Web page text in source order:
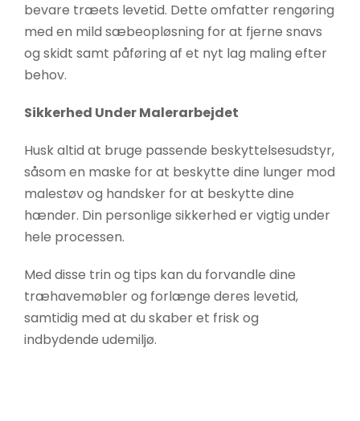
bevare træets levetid. Dette omfatter rengøring
med en mild sæbeopløsning for at fjerne snavs
og skidt samt påføring af et nyt lag maling efter
behov.
Sikkerhed Under Malerarbejdet
Husk altid at bruge passende beskyttelsesudstyr,
såsom en maske for at beskytte dine lunger mod
malestøv og handsker for at beskytte dine
hænder. Din personlige sikkerhed er vigtig under
hele processen.
Med disse trin og tips kan du forvandle dine
træhavemøbler og forlænge deres levetid,
samtidig med at du skaber et frisk og
indbydende udemiljø.